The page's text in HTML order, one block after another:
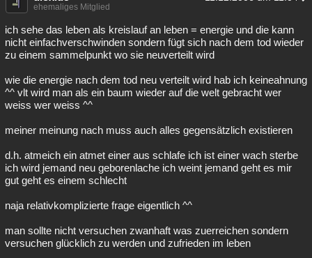
ehemaliges Mitglied
ich sehe das leben als kreislauf an leben = energie und die kann
nicht einfachverschwinden sondern fügt sich nach dem tod wieder
zu einem sammelpunkt wo sie neuverteilt wird
wie die energie nach dem tod neu verteilt wird hab ich keineahnung
^^ vlt wird man als ein baum wieder auf die welt gebracht wer
weiss wer weiss ^^
meiner meinung nach muss auch alles gegensätzlich existieren
d.h. atmeich ein atmet einer aus schlafe ich ist einer wach sterbe
ich wird jemand neu geborenlache ich weint jemand geht es mir
gut geht es einem schlecht
naja relativkomplizierte frage eigentlich ^^
man sollte nicht versuchen zwanhaft was zuerreichen sondern
versuchen glücklich zu werden und zufrieden im leben